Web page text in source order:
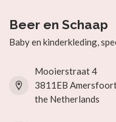
Beer en Schaap
Baby en kinderkleding,
Mooierstraat 4
3811EB
the Netherlands